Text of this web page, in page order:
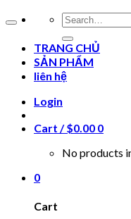
Search
for:
TRANG CHỦ
SẢN PHẨM
liên hệ
Login
Cart /$0.00 0
No products
0
Cart